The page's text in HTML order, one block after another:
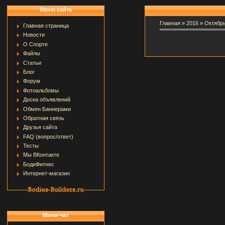
Меню сайта
Главная страница
Новости
О Спорте
Файлы
Статьи
Блог
Форум
Фотоальбомы
Доска объявлений
Обмен Баннерами
Обратная связь
Друзья сайта
FAQ (вопрос/ответ)
Тесты
Мы ВКонтакте
БодиФитнес
Интернет-магазин
Мини-чат
Главная» 2016 »